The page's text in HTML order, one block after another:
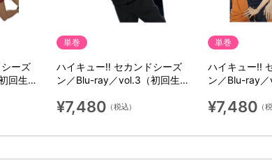
ーズ
回生産
単巻
ハイキュー!! セカンドシーズ
ン／Blu-ray／vol.3（初回生産
¥7,480 （税込）
単巻
ハイキュー!!
ン／Blu-ray
¥7,480 （